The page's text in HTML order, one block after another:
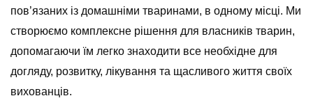
пов’язаних із домашніми тваринами, в одному місці. Ми
створюємо комплексне рішення для власників тварин,
допомагаючи їм легко знаходити все необхідне для
догляду, розвитку, лікування та щасливого життя своїх
вихованців.